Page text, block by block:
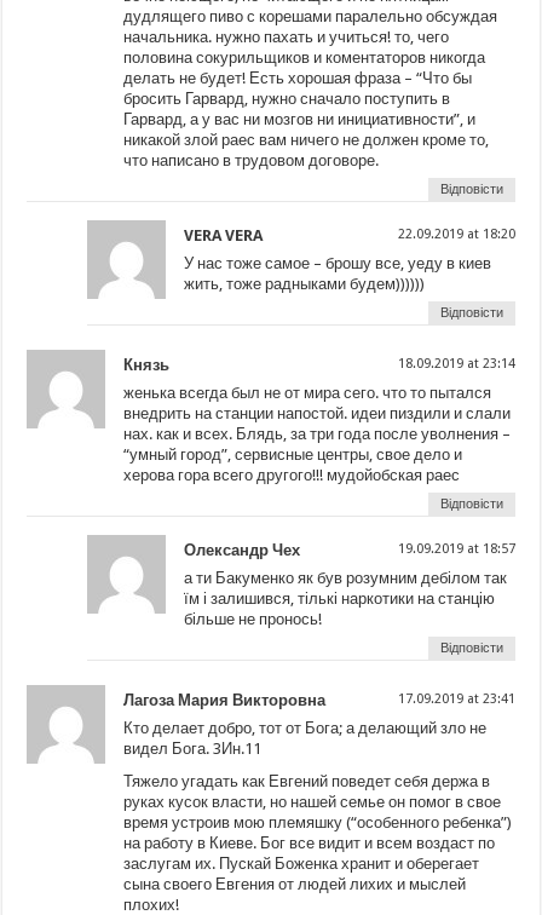
дудлящего пиво с корешами паралельно обсуждая
начальника. нужно пахать и учиться! то, чего
половина сокурильщиков и коментаторов никогда
делать не будет! Есть хорошая фраза – “Что бы
бросить Гарвард, нужно сначало поступить в
Гарвард, а у вас ни мозгов ни инициативности”, и
никакой злой раес вам ничего не должен кроме то,
что написано в трудовом договоре.
Відповісти
VERA VERA 22.09.2019 at 18:20
У нас тоже самое – брошу все, уеду в киев
жить, тоже радныками будем))))))
Відповісти
Князь 18.09.2019 at 23:14
женька всегда был не от мира сего. что то пытался
внедрить на станции напостой. идеи пиздили и слали
нах. как и всех. Блядь, за три года после уволнения –
“умный город”, сервисные центры, свое дело и
херова гора всего другого!!! мудойобская раес
Відповісти
Олександр Чех 19.09.2019 at 18:57
а ти Бакуменко як був розумним дебілом так
їм і залишився, тількі наркотики на станцію
більше не пронось!
Відповісти
Лагоза Мария Викторовна 17.09.2019 at 23:41
Кто делает добро, тот от Бога; а делающий зло не
видел Бога. 3Ин.11
Тяжело угадать как Евгений поведет себя держа в
руках кусок власти, но нашей семье он помог в свое
время устроив мою племяшку (“особенного ребенка”)
на работу в Киеве. Бог все видит и всем воздаст по
заслугам их. Пускай Боженка хранит и оберегает
сына своего Евгения от людей лихих и мыслей
плохих!